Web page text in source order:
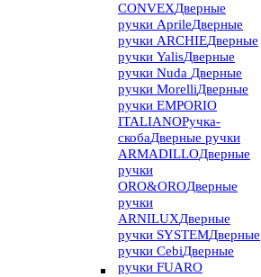
CONVEXДверные
ручки AprileДверные
ручки ARCHIEДверные
ручки YalisДверные
ручки Nuda Дверные
ручки MorelliДверные
ручки EMPORIO
ITALIANOРучка-
скобаДверные ручки
ARMADILLOДверные
ручки
ORO&OROДверные
ручки
ARNILUXДверные
ручки SYSTEMДверные
ручки CebiДверные
ручки FUARO